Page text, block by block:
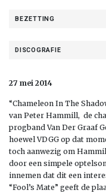
BEZETTING
DISCOGRAFIE
27 mei 2014
“Chameleon In The
van Peter Hammill, de
progband Van Der Graaf
hoewel VDGG op dat
toch aanwezig om
door een simpele
innemen dat dit een
“Fool’s Mate” geeft de